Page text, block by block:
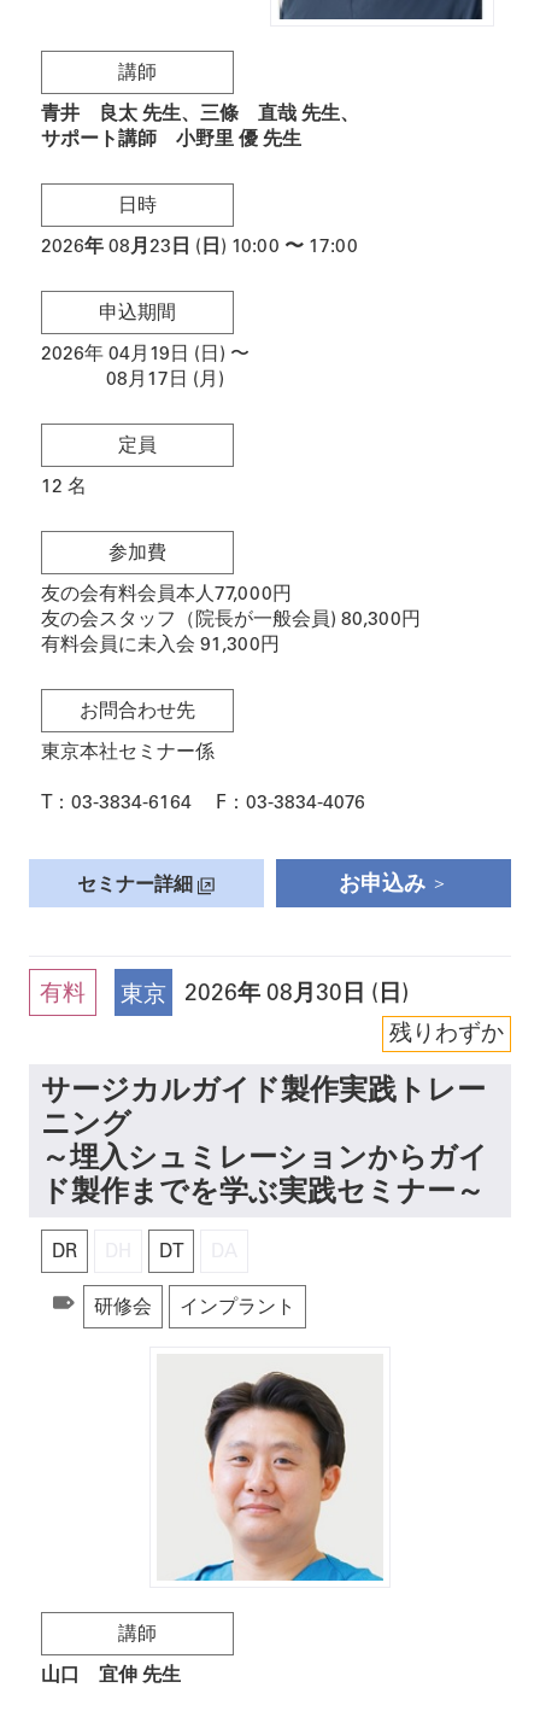
講師
青井 良太 先生
三條 直哉 先生
サポート講師 小野里 優 先生
日時
2026年 08月23日 (日) 10:00 〜 17:00
申込期間
2026年 04月19日 (日) 〜
08月17日 (月)
定員
12 名
参加費
友の会有料会員本人77,000円
友の会スタッフ（院長が一般会員) 80,300円
有料会員に未入会 91,300円
お問合わせ先
東京本社セミナー係
T： 03-3834-6164 F： 03-3834-4076
セミナー詳細 お申込み
有料 東京 2026年 08月30日 (日)
残りわずか
サージカルガイド製作実践トレー
ニング
～埋入シュミレーションからガイ
ド製作までを学ぶ実践セミナー～
DR DT
研修会 インプラント
講師
山口 宜伸 先生